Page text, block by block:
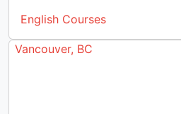
English Courses
Vancouver, BC